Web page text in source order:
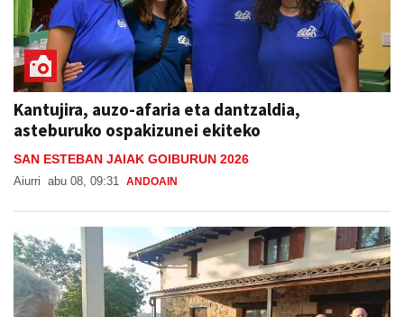
Kantujira, auzo-afaria eta dantzaldia,
asteburuko ospakizunei ekiteko
SAN ESTEBAN JAIAK GOIBURUN 2026
Aiurri abu 08, 09:31 ANDOAIN